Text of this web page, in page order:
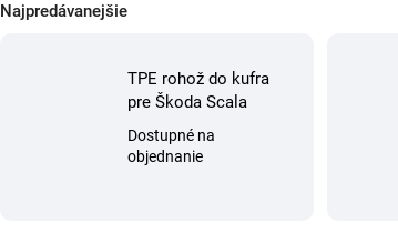
Najpredávanejšie
TPE rohož do kufra
pre Škoda Scala
Dostupné na
objednanie